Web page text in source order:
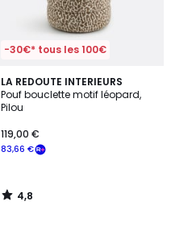
-30€* tous les 100€
LA REDOUTE INTERIEURS
Pouf bouclette motif léopard,
Pilou
83,66 €
119,00 €
4,8
/ 5
4,8
/